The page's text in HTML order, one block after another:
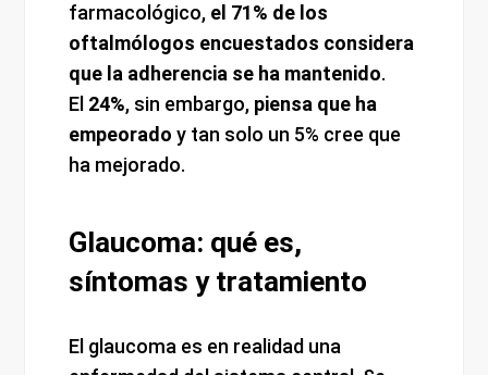
farmacológico, el 71% de los
oftalmólogos encuestados considera
que la adherencia se ha mantenido.
El 24%, sin embargo, piensa que ha
empeorado y tan solo un 5% cree que
ha mejorado.
Glaucoma: qué es,
síntomas y tratamiento
El glaucoma es en realidad una